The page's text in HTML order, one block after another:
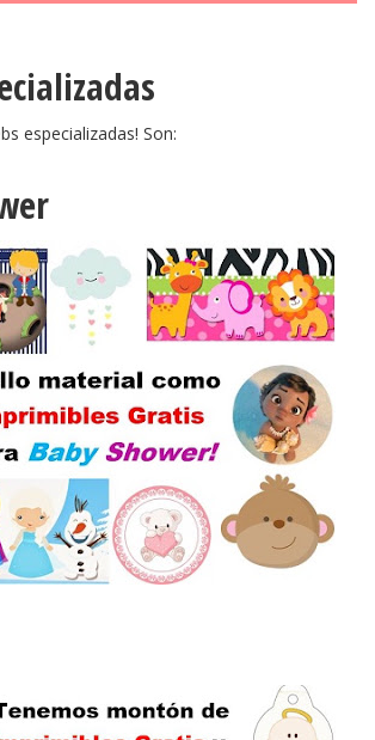
especializadas! Son: